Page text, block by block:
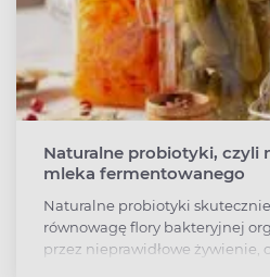
Naturalne probiotyki, czyli
mleka fermentowanego
Naturalne probiotyki
równowagę flory bakteryjnej
przez nieprawidłowe żywienie,